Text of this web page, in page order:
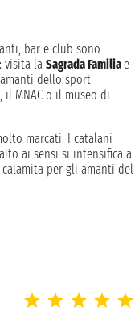
bar e club sono
visita la Sagrada Familiae
dello sport
il MNAC o il museo di
marcati. I catalani
ai sensi si intensifica a
per gli amanti del